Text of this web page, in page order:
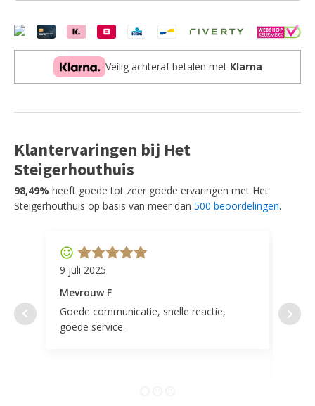
Veilig achteraf betalen met Klarna
Klantervaringen bij Het
Steigerhouthuis
98,49% heeft goede tot zeer goede ervaringen met Het
Steigerhouthuis op basis van meer dan 500 beoordelingen.
9 juli 2025
Mevrouw F
Goede communicatie, snelle reactie,
goede service.
door